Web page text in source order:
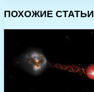
ПОХОЖИЕ СТАТЬИ